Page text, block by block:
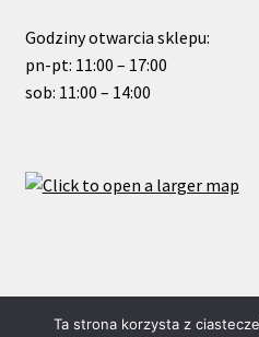
Godziny otwarcia sklepu:
pn-pt: 11:00 – 17:00
sob: 11:00 – 14:00
© ReneMusic 2022 Powered by
Ta strona korzysta z